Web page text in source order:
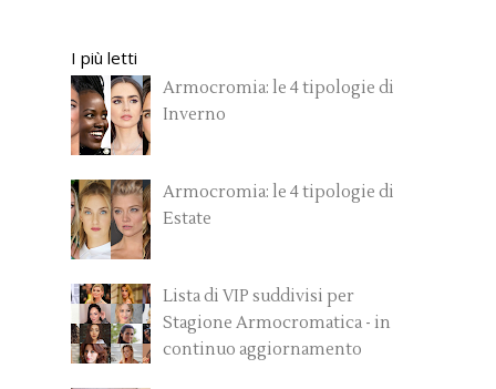
I più letti
Armocromia: le 4 tipologie di
Inverno
Armocromia: le 4 tipologie di
Estate
Lista di VIP suddivisi per
Stagione Armocromatica - in
continuo aggiornamento